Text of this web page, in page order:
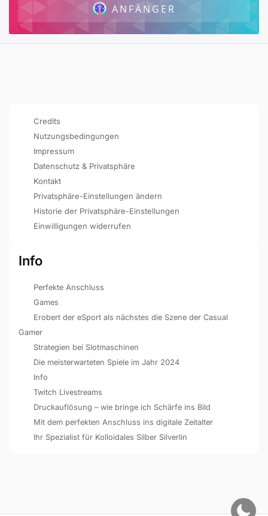
ANFÄNGER
Credits
Nutzungsbedingungen
Impressum
Datenschutz & Privatsphäre
Kontakt
Privatsphäre-Einstellungen ändern
Historie der Privatsphäre-Einstellungen
Einwilligungen widerrufen
Info
Perfekte Anschluss
Games
Erobert der eSport als nächstes die Szene der Casual
Gamer
Strategien bei Slotmaschinen
Die meisterwarteten Spiele im Jahr 2024
Info
Twitch Livestreams
Druckauflösung – wie bringe ich Schärfe ins Bild
Mit dem perfekten Anschluss ins digitale Zeitalter
Ihr Spezialist für Kolloidales Silber Silverlin